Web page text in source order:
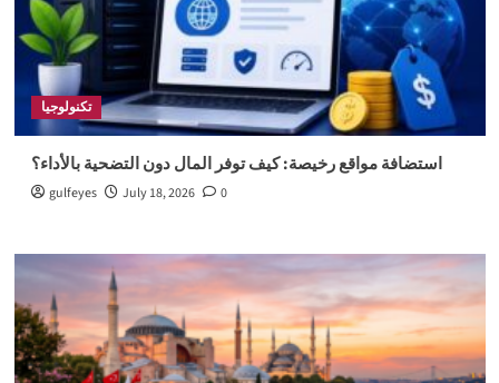
تكنولوجيا
استضافة مواقع رخيصة: كيف توفر المال دون التضحية بالأداء؟
gulfeyes July 18, 2026 0